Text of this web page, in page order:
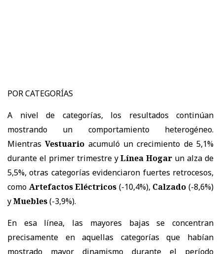
POR CATEGORÍAS
A nivel de categorías, los resultados continúan
mostrando un comportamiento heterogéneo.
Mientras Vestuario acumuló un crecimiento de 5,1%
durante el primer trimestre y Línea Hogar un alza de
5,5%, otras categorías evidenciaron fuertes retrocesos,
como Artefactos Eléctricos (-10,4%), Calzado (-8,6%)
yMuebles(-3,9%).
En esa línea, las mayores bajas se concentran
precisamente en aquellas categorías que habían
mostrado mayor dinamismo durante el período